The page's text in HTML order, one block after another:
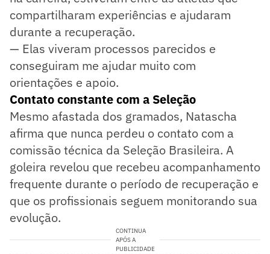
compartilharam experiências e ajudaram
durante a recuperação.
— Elas viveram processos parecidos e
conseguiram me ajudar muito com
orientações e apoio.
Contato constante com a Seleção
Mesmo afastada dos gramados, Natascha
afirma que nunca perdeu o contato com a
comissão técnica da Seleção Brasileira. A
goleira revelou que recebeu acompanhamento
frequente durante o período de recuperação e
que os profissionais seguem monitorando sua
evolução.
CONTINUA
APÓS A
PUBLICIDADE